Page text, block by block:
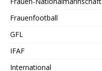
Frauenfootball
GFL
IFAF
International